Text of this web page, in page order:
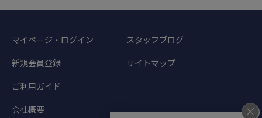
マイページ・ログイン
新規会員登録
ご利用ガイド
会社概要
スタッフブログ
サイトマップ